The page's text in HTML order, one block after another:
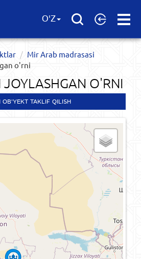
Open
O'Z
Mir Arab madrasasi
o'rni
JOYLASHGAN O'RNI
OB'YEKT TAKLIF QILISH